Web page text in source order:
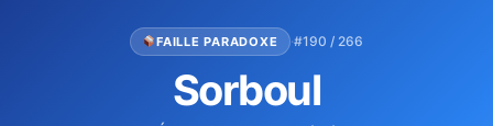
FAILLE PARADOXE ·#190 / 266
Sorboul